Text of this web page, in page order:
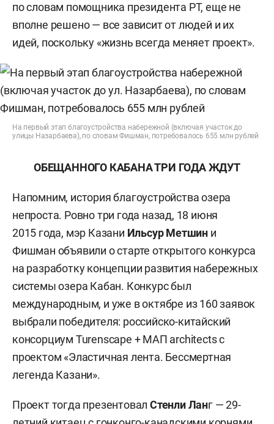
по словам помощника президента РТ, еще не
вполне решено — все зависит от людей и их
идей, поскольку «жизнь всегда меняет проект».
На первый этап благоустройства набережной (включая участок до
улицы Назарбаева), по словам Фишман, потребовалось 655 млн рублей
ОБЕЩАННОГО КАБАНА ТРИ ГОДА ЖДУТ
Напомним, история благоустройства озера
непроста. Ровно три года назад, 18 июня
2015 года, мэр Казани Ильсур Метшин и
Фишман объявили о старте открытого конкурса
на разработку концепции развития набережных
системы озера Кабан. Конкурс был
международным, и уже в октябре из 160 заявок
выбрали победителя: российско-китайский
консорциум Turenscape + МАП architects с
проектом «Эластичная лента. Бессмертная
легенда Казани».
Проект тогда презентовал Cтенли Ланг — 29-